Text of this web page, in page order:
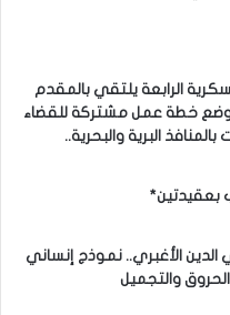
الرابعة يلتقي بالمقدم
خطة عمل مشتركة للقضاء
البرية والبحرية..
بعقيدتين*
الدين الأغبري.. نموذج إنساني
والتجميل